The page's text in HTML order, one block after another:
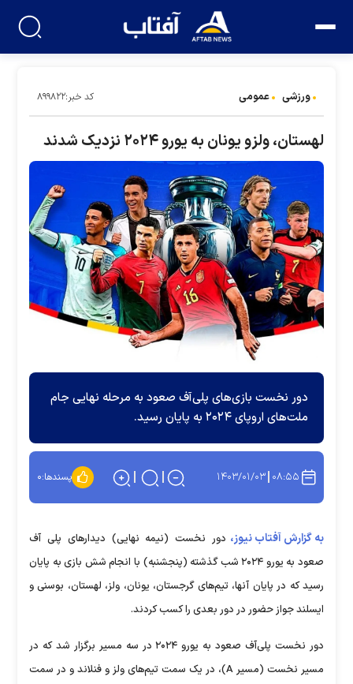
ورزشی عمومی کد خبر:۸۹۹۸۲۲
لهستان، ولزو یونان به یورو ۲۰۲۴ نزدیک شدند
دور نخست بازی‌های پلی‌آف صعود به مرحله نهایی جام
ملت‌های اروپای ۲۰۲۴ به پایان رسید.
۰۸:۵۵ ۱۴۰۳/۰۱/۰۳ پسندها:۰
به گزارش آفتاب نیوز، دور نخست (نیمه نهایی) دیدار‌های پلی آف
صعود به یورو ۲۰۲۴ شب گذشته (پنجشنبه) با انجام شش بازی به پایان
رسید که در پایان آنها، تیم‌های گرجستان، یونان، ولز، لهستان، بوسنی و
ایسلند جواز حضور در دور بعدی را کسب کردند.
دور نخست پلی‌آف صعود به یورو ۲۰۲۴ در سه مسیر برگزار شد که در
مسیر نخست (مسیر A)، در یک سمت تیم‌های ولز و فنلاند و در سمت